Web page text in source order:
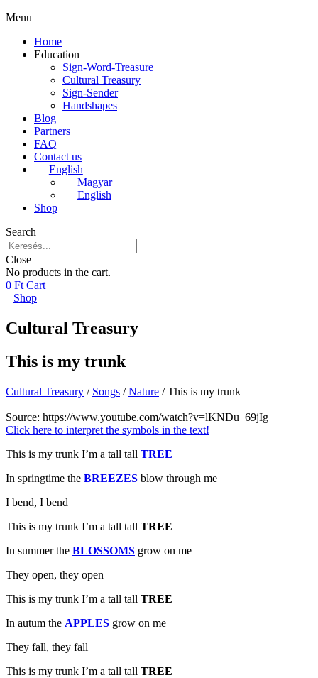
Menu
Home
Education
Sign-Word-Treasure
Cultural Treasury
Sign-Sender
Handshapes
Blog
Partners
FAQ
Contact us
English
Magyar
English
Shop
Search
Close
No products in the cart.
0 Ft Cart
Shop
Cultural Treasury
This is my trunk
Cultural Treasury / Songs /Nature / This is my trunk
Source: https://www.youtube.com/watch?v=lKNDu_69jIg
Click here to interpret the symbols in the text!
This is my trunk I’m a tall tall TREE
In springtime the BREEZES blow through me
I bend, I bend
This is my trunk I’m a tall tall TREE
In summer the BLOSSOMS grow on me
They open, they open
This is my trunk I’m a tall tall TREE
In autum the APPLES grow on me
They fall, they fall
This is my trunk I’m a tall tall TREE